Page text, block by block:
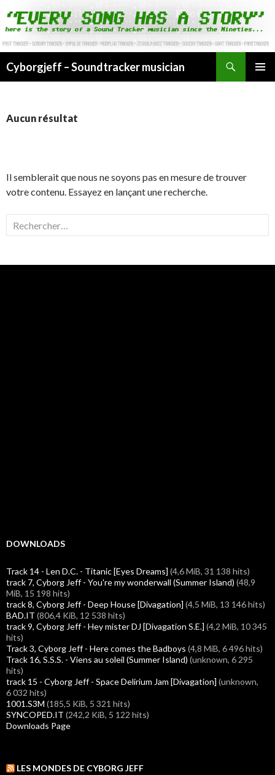
Cyborgjeff – Soundtracker musician
Aucun résultat
Il semblerait que nous ne soyons pas en mesure de trouver
votre contenu. Essayez en lançant une recherche.
DOWNLOADS
Track 14 - Len D.C. - Titanic [Eyes Dreams] (4,6 MiB, 31 138 hits)
track 7, Cyborg Jeff - You're my wonderwall (Summer Island) (48,9
MiB, 15 198 hits)
track 8, Cyborg Jeff - Deep House [Divagation] (4,5 MiB, 13 146 hits)
BAD.IT (806,4 KiB, 12 538 hits)
track 9, Cyborg Jeff - Hey mister DJ [Divagation S.E.] (4,2 MiB, 10 345
hits)
Track 3, Cyborg Jeff - Here comes the Badboys (4,8 MiB, 6 496 hits)
Track 16, S.S.S. - Viens au soleil (Summer Island) (unknown, 6 295
hits)
track 15 - Cyborg Jeff - Space Delirium Jam [Divagation] (unknown,
6 032 hits)
1001.S3M (185,5 KiB, 5 321 hits)
SYNCOPED.IT (242,2 KiB, 5 122 hits)
Downloads Page
LES MONDES DE CYBORG JEFF